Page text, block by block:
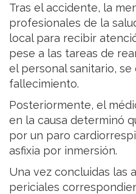
Tras el accidente, la
profesionales de la
local para recibir
pese a las tareas de
el personal sanitario, se
fallecimiento.
Posteriormente, el
en la causa determinó
por un paro
asfixia por inmersión.
Una vez concluidas las
periciales